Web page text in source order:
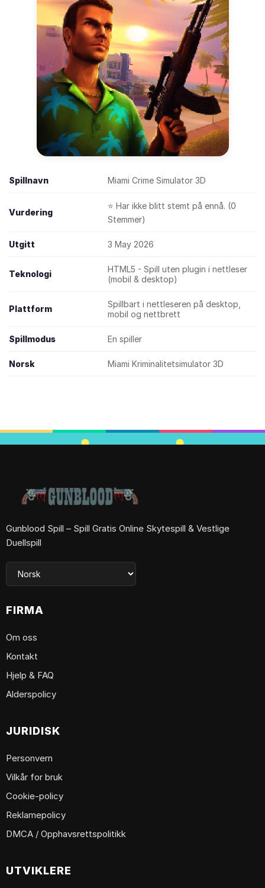
Spillnavn Miami Crime Simulator 3D
Vurdering
⭐ Har ikke blitt stemt på ennå. (0
Stemmer)
Utgitt 3 May 2026
Teknologi
HTML5 - Spill uten plugin i nettleser
(mobil & desktop)
Plattform
Spillbart i nettleseren på desktop,
mobil og nettbrett
Spillmodus En spiller
Norsk Miami Kriminalitetsimulator 3D
Gunblood Spill – Spill Gratis Online Skytespill & Vestlige
Duellspill
FIRMA
Om oss
Kontakt
Hjelp & FAQ
Alderspolicy
JURIDISK
Personvern
Vilkår for bruk
Cookie-policy
Reklamepolicy
DMCA / Opphavsrettspolitikk
UTVIKLERE